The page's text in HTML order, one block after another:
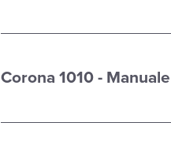
Corona 1010 -